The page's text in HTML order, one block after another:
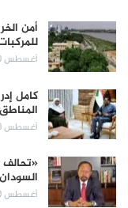
أمن
أغسطس 10, 2026
كامل
أغسطس 10, 2026
السودان
أغسطس 10, 2026